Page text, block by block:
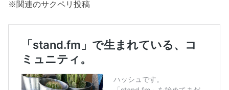
※関連のサクペリ投稿